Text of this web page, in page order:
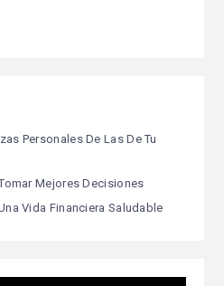
Personales De Las De Tu
Mejores Decisiones
Vida Financiera Saludable